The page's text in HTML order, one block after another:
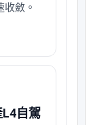
斂。
自駕